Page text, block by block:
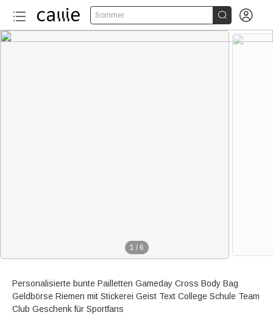
Sommer  
1 / 6
Personalisierte bunte Pailletten Gameday Cross Body Bag
Geldbörse Riemen mit Stickerei Geist Text College Schule Team
Club Geschenk für Sportfans